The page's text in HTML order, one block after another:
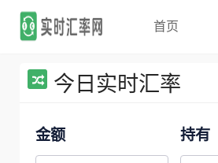
首页
今日实时汇率
金额 持有